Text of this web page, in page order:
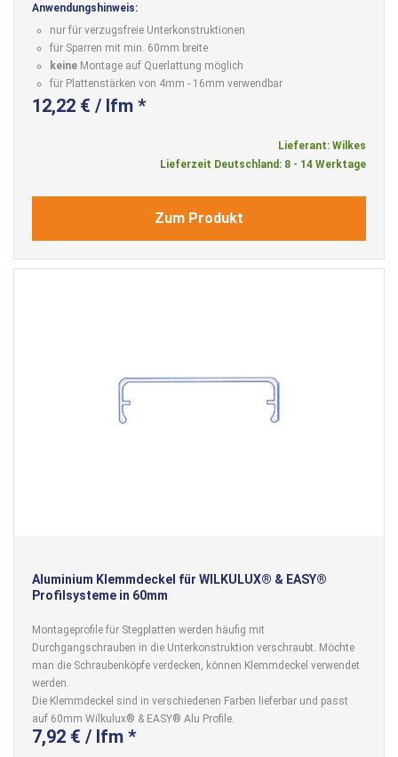
Anwendungshinweis:
nur für verzugsfreie Unterkonstruktionen
für Sparren mit min. 60mm breite
keine Montage auf Querlattung möglich
für Plattenstärken von 4mm - 16mm verwendbar
12,22 € / lfm *
Lieferant: Wilkes
Lieferzeit Deutschland: 8 - 14 Werktage
Zum Produkt
Aluminium Klemmdeckel für WILKULUX® & EASY®
Profilsysteme in 60mm
Montageprofile für Stegplatten werden häufig mit
Durchgangschrauben in die Unterkonstruktion verschraubt. Möchte
man die Schraubenköpfe verdecken, können Klemmdeckel verwendet
werden.
Die Klemmdeckel sind in verschiedenen Farben lieferbar und passt
auf 60mm Wilkulux® & EASY® Alu Profile.
7,92 € / lfm *